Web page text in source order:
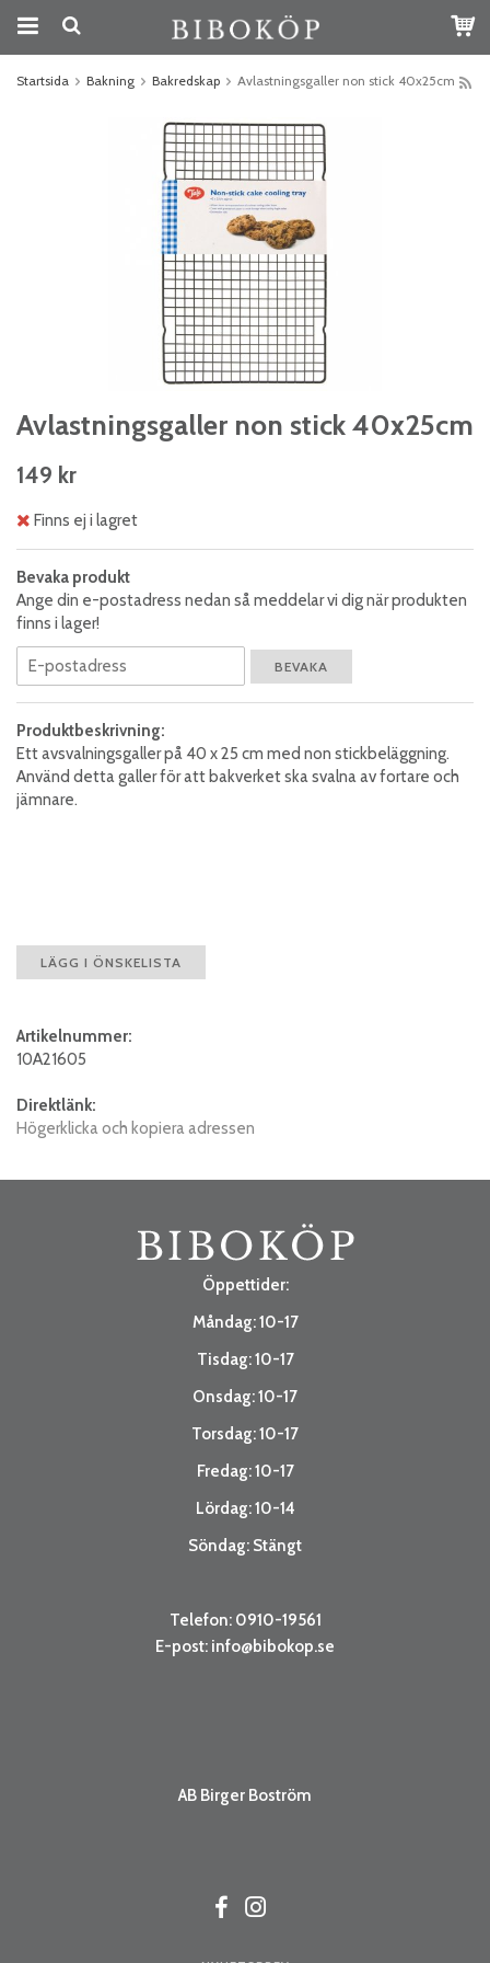
Startsida Bakning Bakredskap Avlastningsgaller non stick 40x25cm
Avlastningsgaller non stick 40x25cm
149 kr
Finns ej i lagret
Bevaka produkt
Ange din e-postadress nedan så meddelar vi dig när produkten
finns i lager!
BEVAKA
Produktbeskrivning:
Ett avsvalningsgaller på 40 x 25 cm med non stickbeläggning.
Använd detta galler för att bakverket ska svalna av fortare och
jämnare.
LÄGG I ÖNSKELISTA
Artikelnummer:
10A21605
Direktlänk:
Högerklicka och kopiera adressen
Öppettider:
Måndag: 10-17
Tisdag: 10-17
Onsdag: 10-17
Torsdag: 10-17
Fredag: 10-17
Lördag: 10-14
Söndag: Stängt
Telefon: 0910-19561
E-post: info@bibokop.se
AB Birger Boström